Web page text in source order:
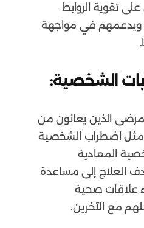
تقوية الروابط
ويدعمهم في مواجهة
الذين يعانون من
مثل اضطراب الشخصية
المعادية
العلاج إلى مساعدة
علاقات صحية
مع الآخرين.